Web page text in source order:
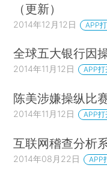
（更新）
2014年12月12日 APP
全球五大银行因
2014年11月12日 APP打
陈美涉嫌操纵比
2014年11月12日 APP打
互联网稽查分析
2014年08月22日 APP